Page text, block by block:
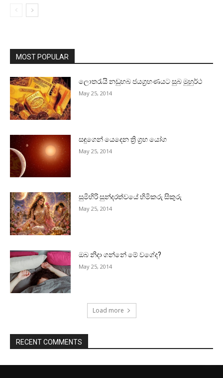
MOST POPULAR
ලොතරැයි නඩුහබ ජයග්‍රහණයට සුබ මුහුර්ථ
May 25, 2014
සඳුගෙන් යෙදෙන ත්‍රි ග්‍රහ යෝග
May 25, 2014
සුමිහිරි සුන්දරත්වයේ හිමිකරු සිකුරු
May 25, 2014
ඔබ නිදා ගන්නේ මේ වගේද?
May 25, 2014
Load more
RECENT COMMENTS